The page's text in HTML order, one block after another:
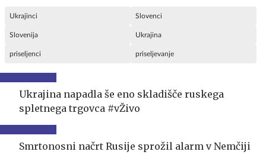
Ukrajinci Slovenci
Slovenija Ukrajina
priseljenci priseljevanje
Ukrajina napadla še eno skladišče ruskega
spletnega trgovca #vŽivo
Smrtonosni načrt Rusije sprožil alarm v Nemčiji